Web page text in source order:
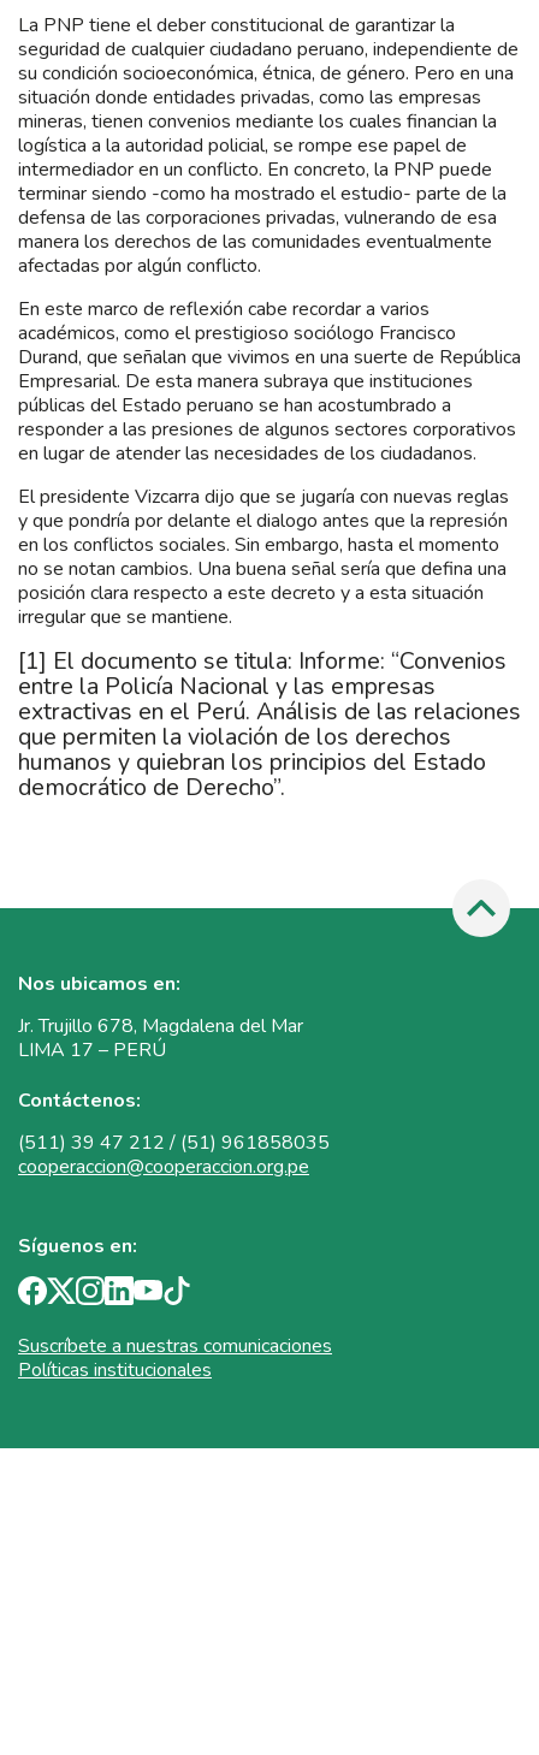
La PNP tiene el deber constitucional de garantizar la
seguridad de cualquier ciudadano peruano, independiente de
su condición socioeconómica, étnica, de género. Pero en una
situación donde entidades privadas, como las empresas
mineras, tienen convenios mediante los cuales financian la
logística a la autoridad policial, se rompe ese papel de
intermediador en un conflicto. En concreto, la PNP puede
terminar siendo -como ha mostrado el estudio- parte de la
defensa de las corporaciones privadas, vulnerando de esa
manera los derechos de las comunidades eventualmente
afectadas por algún conflicto.
En este marco de reflexión cabe recordar a varios
académicos, como el prestigioso sociólogo Francisco
Durand, que señalan que vivimos en una suerte de República
Empresarial. De esta manera subraya que instituciones
públicas del Estado peruano se han acostumbrado a
responder a las presiones de algunos sectores corporativos
en lugar de atender las necesidades de los ciudadanos.
El presidente Vizcarra dijo que se jugaría con nuevas reglas
y que pondría por delante el dialogo antes que la represión
en los conflictos sociales. Sin embargo, hasta el momento
no se notan cambios. Una buena señal sería que defina una
posición clara respecto a este decreto y a esta situación
irregular que se mantiene.
[1] El documento se titula: Informe: “Convenios
entre la Policía Nacional y las empresas
extractivas en el Perú. Análisis de las relaciones
que permiten la violación de los derechos
humanos y quiebran los principios del Estado
democrático de Derecho”.
Nos ubicamos en:
Jr. Trujillo 678, Magdalena del Mar
LIMA 17 – PERÚ
Contáctenos:
(511) 39 47 212 / (51) 961858035
cooperaccion@cooperaccion.org.pe
Síguenos en:
Suscríbete a nuestras comunicaciones
Políticas institucionales